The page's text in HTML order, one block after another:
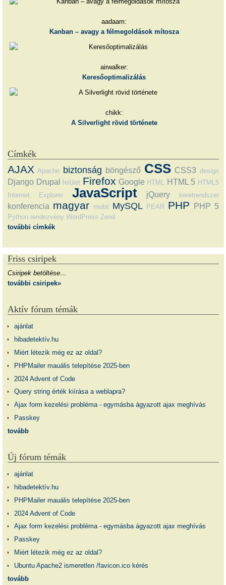
aadaam:
Kanban – avagy a félmegoldások mítosza
airwalker:
Keresőoptimalizálás
chikk:
A Silverlight rövid története
Címkék
AJAX Apache biztonság böngésző CSS CSS3 design
Django Drupal felület Firefox Google HTML HTML 5 HTML5
Internet Explorer
JavaScript jQuery keretrendszer
konferencia magyar mobil MySQL PEAR PHP PHP 5
Python rendezvény WordPress Zend
további címkék
Friss csiripek
Csiripek betöltése…
további csiripek»
Aktív fórum témák
ajánlat
hibadetektív.hu
Miért létezik még ez az oldal?
PHPMailer mauális telepítése 2025-ben
2024 Advent of Code
Query string érték kiírása a weblapra?
Ajax form kezelési probléma - egymásba ágyazott ajax meghívás
Passkey
tovább
Új fórum témák
ajánlat
hibadetektív.hu
PHPMailer mauális telepítése 2025-ben
2024 Advent of Code
Ajax form kezelési probléma - egymásba ágyazott ajax meghívás
Passkey
Miért létezik még ez az oldal?
Ubuntu Apache2 ismeretlen /favicon.ico kérés
tovább